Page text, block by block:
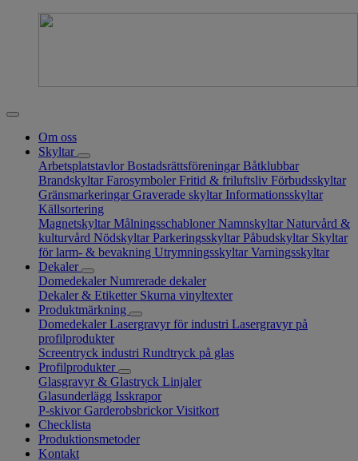
Om oss
Skyltar
Arbetsplatstavlor Bostadsrättsföreningar Båtklubbar
Brandskyltar Farosymboler Fritid & friluftsliv Förbudsskyltar
Gränsmarkeringar Graverade skyltar Informationsskyltar
Källsortering
Magnetskyltar Målningsschabloner Namnskyltar Naturvård &
kulturvård Nödskyltar Parkeringsskyltar Påbudskyltar Skyltar
för larm- & bevakning Utrymningsskyltar Varningsskyltar
Dekaler
Domedekaler Numrerade dekaler
Dekaler & Etiketter Skurna vinyltexter
Produktmärkning
Domedekaler Lasergravyr för industri Lasergravyr på
profilprodukter
Screentryck industri Rundtryck på glas
Profilprodukter
Glasgravyr & Glastryck Linjaler
Glasunderlägg Isskrapor
P-skivor Garderobsbrickor Visitkort
Checklista
Produktionsmetoder
Kontakt